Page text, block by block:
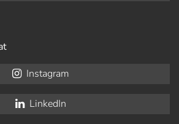
Instagram
LinkedIn